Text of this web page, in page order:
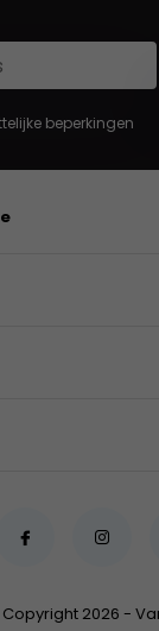
beperkingen
2026 -